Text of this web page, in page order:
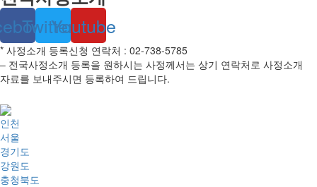
TwitterYoutube
* 사정소개 등록신청 연락처 : 02-738-5785
– 전국사정소개 등록을 원하시는 사정께서는 상기 연락처로 사정소개
자료를 보내주시면 등록하여 드립니다.
인천
서울
경기도
강원도
충청북도